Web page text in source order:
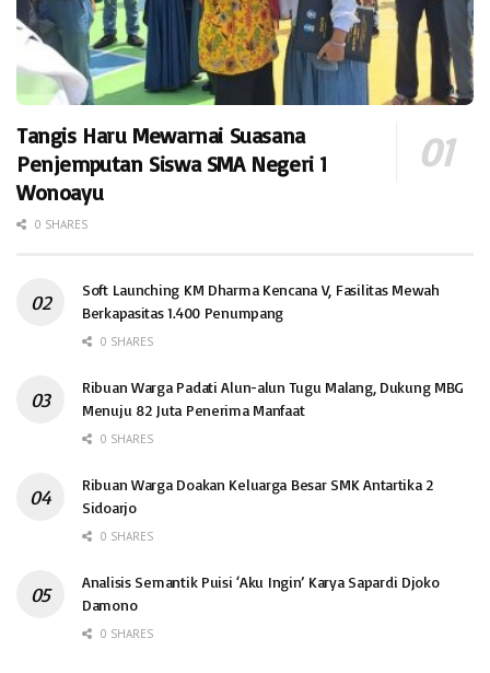
Tangis Haru Mewarnai Suasana
Penjemputan Siswa SMA Negeri 1
Wonoayu
0 SHARES
Soft Launching KM Dharma Kencana V, Fasilitas Mewah
Berkapasitas 1.400 Penumpang
0 SHARES
Ribuan Warga Padati Alun-alun Tugu Malang, Dukung MBG
Menuju 82 Juta Penerima Manfaat
0 SHARES
Ribuan Warga Doakan Keluarga Besar SMK Antartika 2
Sidoarjo
0 SHARES
Analisis Semantik Puisi ‘Aku Ingin’ Karya Sapardi Djoko
Damono
0 SHARES